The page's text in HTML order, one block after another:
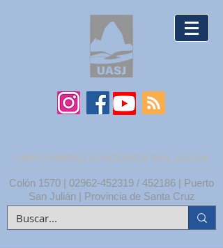
UNPA | UNIDAD ACADÉMICA SAN JULIÁN
Colón 1570 | 02962-452319 / 452186 | Puerto
San Julián | Provincia de Santa Cruz